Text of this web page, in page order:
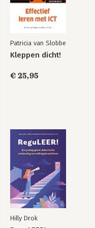
Bekijk alle boeken
2 Help het denkende
Wisselkosten
2.1. PFC als leider van
vaardigheden 46
2.3. Het denkbrein kan
2.5. Wie wisselt verliest:
Leer ze focussen tijdens
Plan blokken met
Focus in les door nut
Vraag om focus 78
3 Leg het reflexbrein aan
De grote verleider voor
3.1. Het reflexbrein:
3.2. Social media dealen
Patricia van Slobbe
Kleppen dicht!
€ 25,95
Hilly Drok